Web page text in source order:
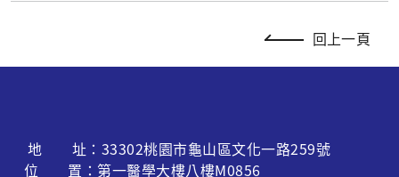
回上一頁
地 址：33302桃園市龜山區文化一路259號
位 置：第一醫學大樓八樓M0856